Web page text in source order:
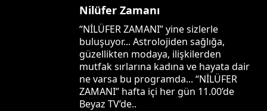
Nilüfer Zamanı
“NİLÜFER ZAMANI” yine sizlerle
buluşuyor... Astrolojiden sağlığa,
güzellikten modaya, ilişkilerden
mutfak sırlarına kadına ve hayata dair
ne varsa bu programda... “NİLÜFER
ZAMANI” hafta içi her gün 11.00’de
Beyaz TV’de..